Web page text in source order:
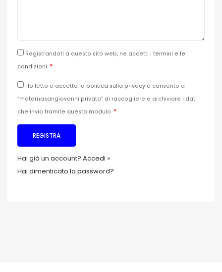
Registrandoti a questo sito web, ne accetti i termini e le
condizioni. *
Ho letto e accetto la politica sulla privacy e consento a
“maternasangiovanni privato” di raccogliere e archiviare i dati
che invio tramite questo modulo. *
Hai già un account? Accedi »
Hai dimenticato la password?